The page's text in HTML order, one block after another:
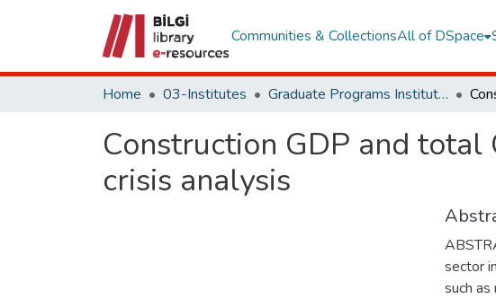
Communities & CollectionsAll of DSpace
Home 03-Institutes Graduate Programs Institute Thesis Collection
Construction GDP and
crisis analysis
sector
such